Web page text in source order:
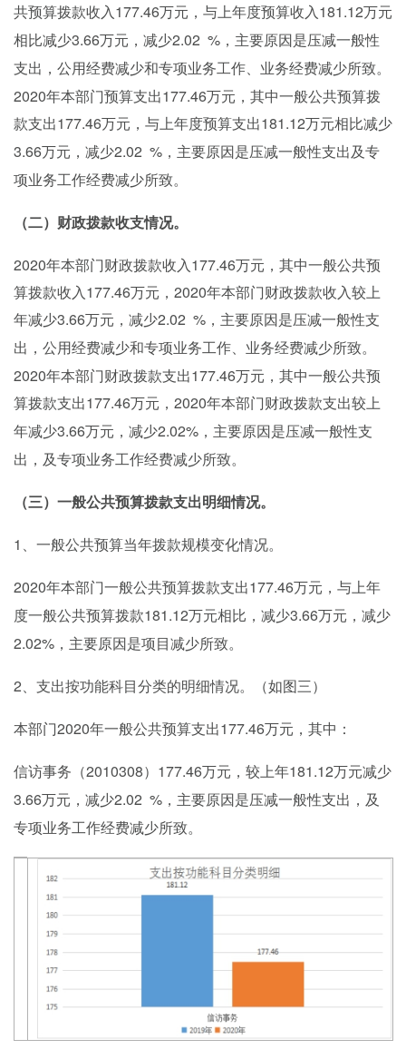
共预算拨款收入177.46万元， 与上年度预算收入 181.12万元
相比减少3.66万元，减少2.02 %， 主要原因是压减一般性
支出，公用经费减少和专项业务工作、业务经费减少所致。
2020年本部门预算支出177.46万元，其中一般公共预算拨
款支出177.46万元， 与上年度预算支出181.12万元相比减少
3.66万元，减少2.02 %， 主要原因是压减一般性支出及专
项业务工作经费减少所致。
（二）财政拨款收支情况。
2020年本部门财政拨款收入177.46万元，其中一般公共预
算拨款收入177.46万元，2020年本部门财政拨款收入较上
年减少3.66万元，减少2.02 %， 主要原因是压减一般性支
出，公用经费减少和专项业务工作、业务经费减少所致。
2020年本部门财政拨款支出177.46万元，其中一般公共预
算拨款支出177.46万元，2020年本部门财政拨款支出较上
年减少3.66万元，减少2.02%， 主要原因是压减一般性支
出，及专项业务工作经费减少所致。
（三）一般公共预算拨款支出明细情况。
1、 一般公共预算当年拨款规模变化情况。
2020年本部门一般公共预算拨款支出177.46万元， 与上年
度一般公共预算拨款181.12万元相比， 减少3.66万元，减少
2.02%， 主要原因是项目减少所致。
2、 支出按功能科目分类的明细情况。（如图三）
本部门2020年一般公共预算支出177.46万元，其中：
信访事务（2010308）177.46万元，较上年181.12万元减少
3.66万元，减少2.02 %， 主要原因是压减一般性支出，及
专项业务工作经费减少所致。